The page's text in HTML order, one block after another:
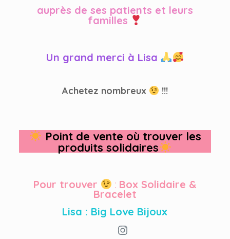
auprès de ses patients et leurs
familles
Un grand merci à Lisa
Achetez nombreux !!!
Point de vente où trouver les
produits solidaires
Pour trouver : Box Solidaire &
Bracelet
Lisa : Big Love Bijoux
Instagram